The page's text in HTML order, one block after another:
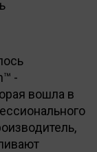
-
вошла в